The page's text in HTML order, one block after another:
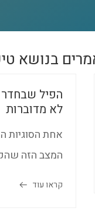
בנושא
שפיכה
השכיחה
אליי
קראו עוד